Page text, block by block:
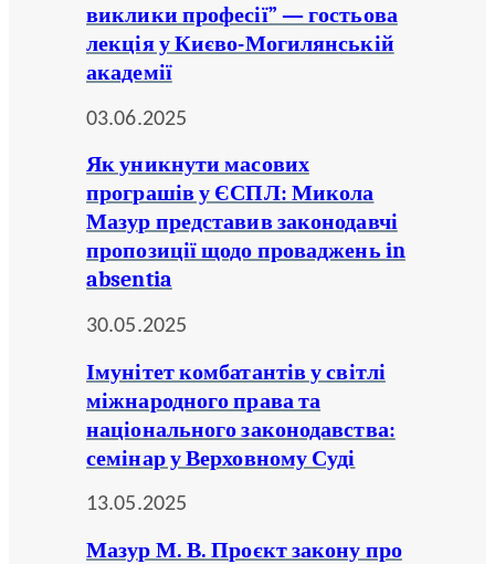
виклики професії” — гостьова
лекція у Києво-Могилянській
академії
03.06.2025
Як уникнути масових
програшів у ЄСПЛ: Микола
Мазур представив законодавчі
пропозиції щодо проваджень in
absentia
30.05.2025
Імунітет комбатантів у світлі
міжнародного права та
національного законодавства:
семінар у Верховному Суді
13.05.2025
Мазур М. В. Проєкт закону про